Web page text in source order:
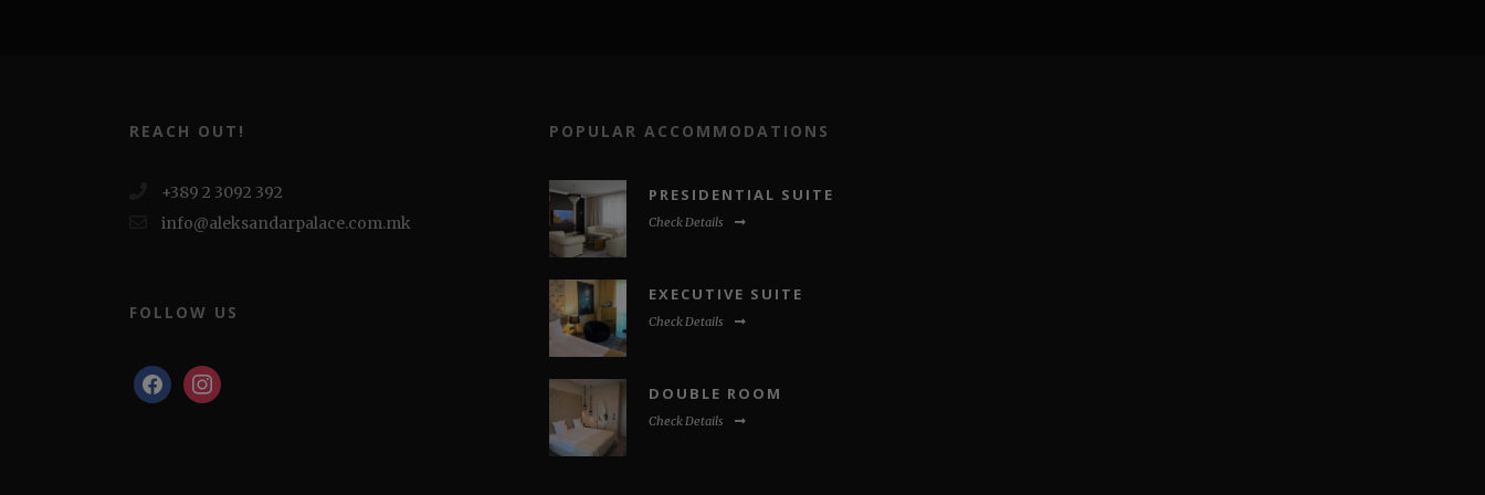
REACH OUT!
+389 2 3092 392
info@aleksandarpalace.com.mk
FOLLOW US
facebookinstagram
POPULAR ACCOMMODATIONS
PRESIDENTIAL SUITE
Check Details
EXECUTIVE SUITE
Check Details
DOUBLE ROOM
Check Details